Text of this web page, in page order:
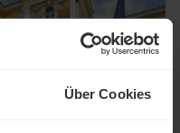
Über Cookies